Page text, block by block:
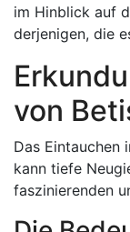
im Hinblick auf
derjenigen, die
von
Das Eintauchen
kann tiefe
faszinierenden